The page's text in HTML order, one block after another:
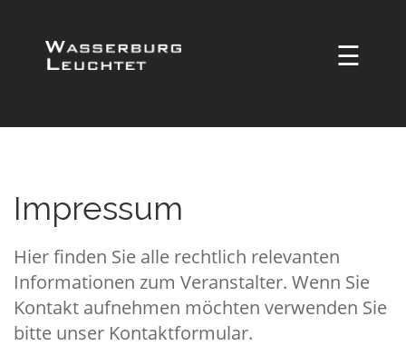
☰
Impressum
Hier finden Sie alle rechtlich relevanten
Informationen zum Veranstalter. Wenn Sie
Kontakt aufnehmen möchten verwenden Sie
bitte unser Kontaktformular.